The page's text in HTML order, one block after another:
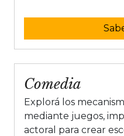
Comedia
Explorá los
mediante juegos,
actoral para crear